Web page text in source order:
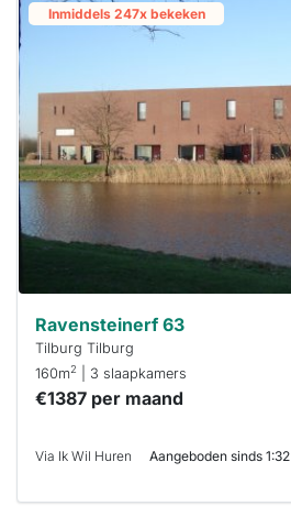
Inmiddels 247x bekeken
Ravensteinerf 63
Tilburg Tilburg
160m2 | 3 slaapkamers
€1387 per maand
Via Ik Wil Huren Aangeboden sinds 1:32 |